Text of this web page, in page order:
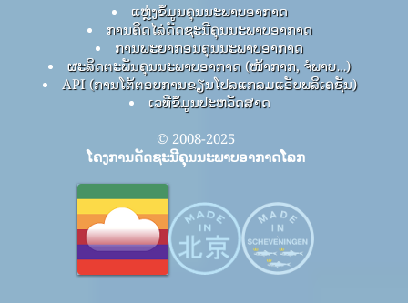
ແຫຼ່ງຂໍ້ມູນຄຸນນະພາບອາກາດ
ການຄິດໄລ່ດັດຊະນີຄຸນນະພາບອາກາດ
ການພະຍາກອນຄຸນນະພາບອາກາດ
ຜະລິດຕະພັນຄຸນນະພາບອາກາດ (ໜ້າກາກ, ຈໍພາບ…)
API (ການໂຕ້ຕອບການຂຽນໂປລແກລມແອັບພລິເຄຊັນ)
ເວທີຂໍ້ມູນປະຫວັດສາດ
© 2008-2025
ໂຄງການດັດຊະນີຄຸນນະພາບອາກາດໂລກ